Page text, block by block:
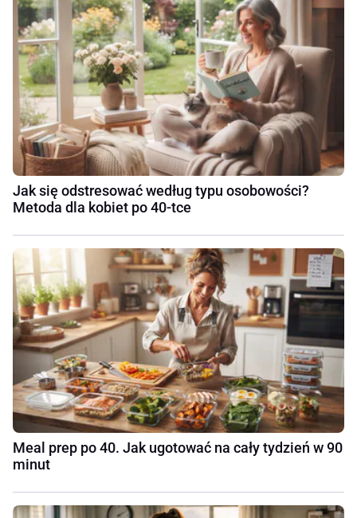
Jak się odstresować według typu osobowości?
Metoda dla kobiet po 40-tce
Meal prep po 40. Jak ugotować na cały tydzień w 90
minut